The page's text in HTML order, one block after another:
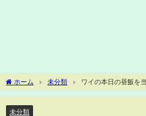
ホーム 未分類 ワイの本日の昼飯を
未分類